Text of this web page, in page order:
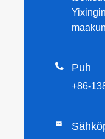
 Puh
+86-
